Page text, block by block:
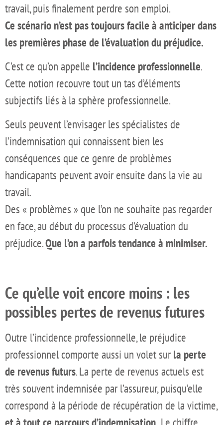
travail, puis finalement perdre son emploi.
Ce scénario n’est pas toujours facile à anticiper dans
les premières phase de l’évaluation du préjudice.
C’est ce qu’on appelle l’incidence professionnelle.
Cette notion recouvre tout un tas d’éléments
subjectifs liés à la sphère professionnelle.
Seuls peuvent l’envisager les spécialistes de
l’indemnisation qui connaissent bien les
conséquences que ce genre de problèmes
handicapants peuvent avoir ensuite dans la vie au
travail.
Des « problèmes » que l’on ne souhaite pas regarder
en face, au début du processus d’évaluation du
préjudice.Que l’on a parfois tendance à minimiser.
Ce qu’elle voit encore moins : les
possibles pertes de revenus futures
Outre l’incidence professionnelle, le préjudice
professionnel comporte aussi un volet sur la perte
de revenus futurs. La perte de revenus actuels est
très souvent indemnisée par l’assureur, puisqu’elle
correspond à la période de récupération de la victime,